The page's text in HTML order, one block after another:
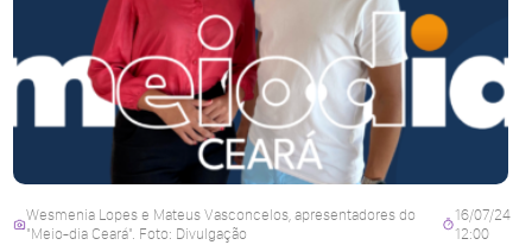
Wesmenia Lopes e Mateus Vasconcelos, apresentadores do
"Meio-dia Ceará". Foto: Divulgação
16/07/24
12:00